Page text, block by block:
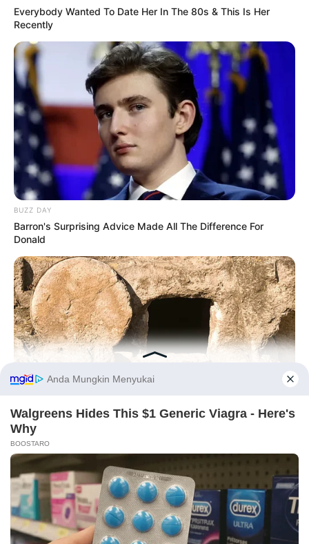
Tampil Lebih Modern, 7 Potret
Hasil Renovasi Rumah Berusia
90 Tahun
PRIVACY POLICY DISCLAIMER HUBUNGI KAMI IKLAN
Everybody Wanted To Date Her In The 80s & This Is Her
Recently
BUZZ DAY
Barron's Surprising Advice Made All The Difference For
Donald
BUZZ DAY
Jesus' Tomb Is Opened And Scientists Make An Incredible
Discovery
Before You Go